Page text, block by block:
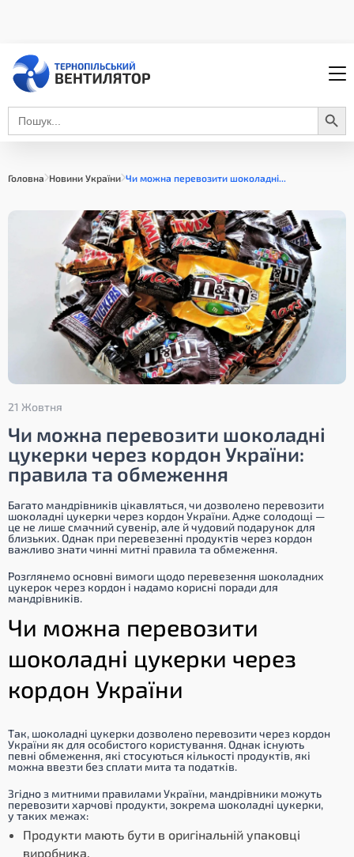
Search
for:
Search Button
Головна Новини України Чи можна перевозити шоколадні...
21 Жовтня
Чи можна перевозити шоколадні
цукерки через кордон України:
правила та обмеження
Багато мандрівників цікавляться, чи дозволено перевозити
шоколадні цукерки через кордон України. Адже солодощі —
це не лише смачний сувенір, але й чудовий подарунок для
близьких. Однак при перевезенні продуктів через кордон
важливо знати чинні митні правила та обмеження.
Розглянемо основні вимоги щодо перевезення шоколадних
цукерок через кордон і надамо корисні поради для
мандрівників.
Чи можна перевозити
шоколадні цукерки через
кордон України
Так, шоколадні цукерки дозволено перевозити через кордон
України як для особистого користування. Однак існують
певні обмеження, які стосуються кількості продуктів, які
можна ввезти без сплати мита та податків.
Згідно з митними правилами України, мандрівники можуть
перевозити харчові продукти, зокрема шоколадні цукерки,
у таких межах:
Продукти мають бути в оригінальній упаковці
виробника.